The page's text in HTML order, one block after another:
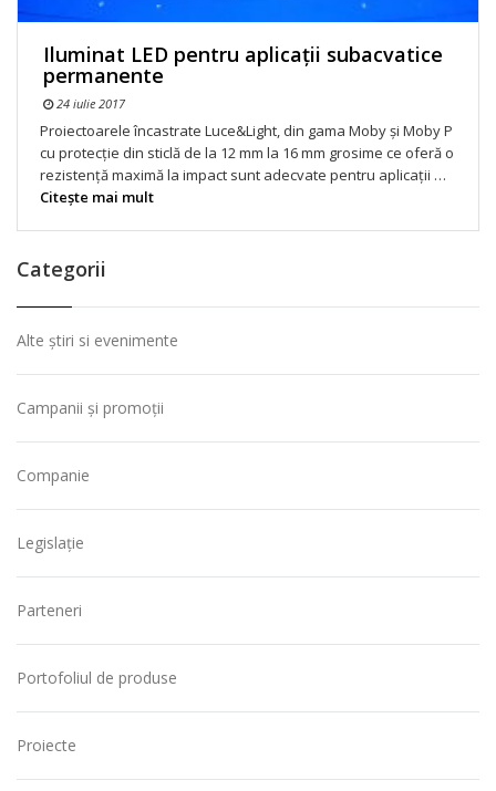
Iluminat LED pentru aplicaţii subacvatice
permanente
24 iulie 2017
Proiectoarele încastrate Luce&Light, din gama Moby și Moby P
cu protecție din sticlă de la 12 mm la 16 mm grosime ce oferă o
rezistență maximă la impact sunt adecvate pentru aplicații …
Citeşte mai mult
Categorii
Alte știri si evenimente
Campanii și promoții
Companie
Legislație
Parteneri
Portofoliul de produse
Proiecte